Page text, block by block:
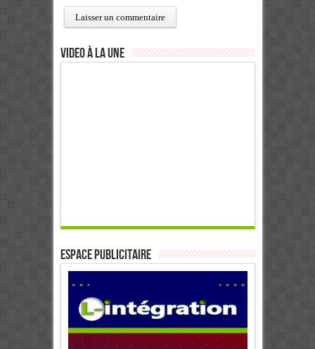
Video à la Une
ESPACE PUBLICITAIRE